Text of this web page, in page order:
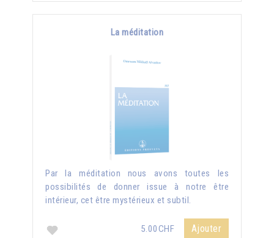
La méditation
Par la méditation nous avons toutes les
possibilités de donner issue à notre être
intérieur, cet être mystérieux et subtil.
5.00CHF Ajouter